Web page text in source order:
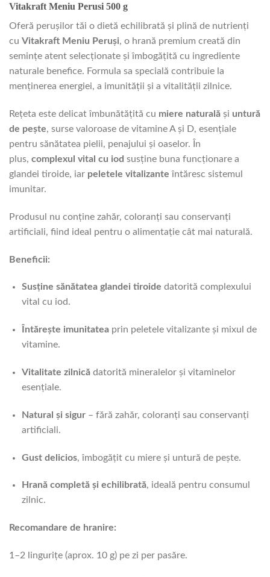
Vitakraft Meniu Perusi 500 g
Oferă perușilor tăi o dietă echilibrată și plină de nutrienți
cu Vitakraft Meniu Peruși, o hrană premium creată din
semințe atent selecționate și îmbogățită cu ingrediente
naturale benefice. Formula sa specială contribuie la
menținerea energiei, a imunității și a vitalității zilnice.
Rețeta este delicat îmbunătățită cu miere naturală și untură
de pește, surse valoroase de vitamine A și D, esențiale
pentru sănătatea pielii, penajului și oaselor. În
plus, complexul vital cu iod susține buna funcționare a
glandei tiroide, iar peletele vitalizante întăresc sistemul
imunitar.
Produsul nu conține zahăr, coloranți sau conservanți
artificiali, fiind ideal pentru o alimentație cât mai naturală.
Beneficii:
Susține sănătatea glandei tiroide datorită complexului
vital cu iod.
Întărește imunitateaprin peletele vitalizante și mixul de
vitamine.
Vitalitate zilnicădatorită mineralelor și vitaminelor
esențiale.
Natural și sigur– fără zahăr, coloranți sau conservanți
artificiali.
Gust delicios, îmbogățit cu miere și untură de pește.
Hrană completă și echilibrată, ideală pentru consumul
zilnic.
Recomandare de hranire:
1–2 lingurițe (aprox. 10 g) pe zi per pasăre.